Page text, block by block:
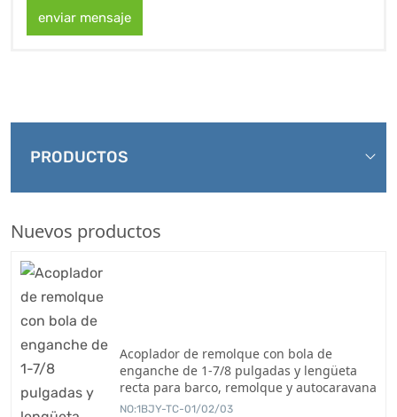
enviar mensaje
PRODUCTOS
Nuevos productos
Acoplador de remolque con bola de
enganche de 1-7/8 pulgadas y lengüeta
recta para barco, remolque y autocaravana
NO:1BJY-TC-01/02/03